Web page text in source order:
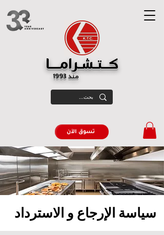
كــتـشـرامـــا
منذ 1993
تسوق الآن
سياسة الإرجاع و الاسترداد